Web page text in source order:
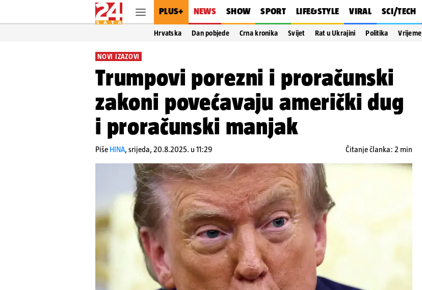
PLUS+ NEWS SHOW SPORT LIFE&STYLE VIRAL SCI/TECH
Hrvatska Dan pobjede Crna kronika Svijet Rat u Ukrajini Politika Vrijeme
NOVI IZAZOVI
Trumpovi porezni i proračunski
zakoni povećavaju američki dug
i proračunski manjak
Piše HINA,srijeda, 20.8.2025. u 11:29 Čitanje članka: 2 min